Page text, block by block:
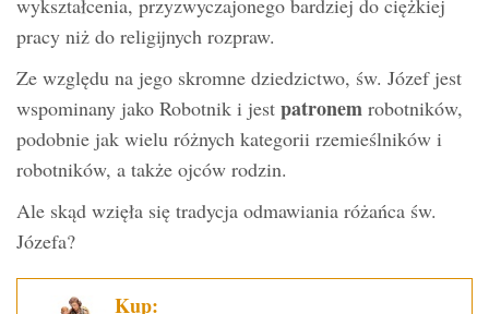
wykształcenia, przyzwyczajonego bardziej do ciężkiej
pracy niż do religijnych rozpraw.
Ze względu na jego skromne dziedzictwo, św. Józef jest
wspominany jako Robotnik i jest patronem robotników,
podobnie jak wielu różnych kategorii rzemieślników i
robotników, a także ojców rodzin.
Ale skąd wzięła się tradycja odmawiania różańca św.
Józefa?
Kup: